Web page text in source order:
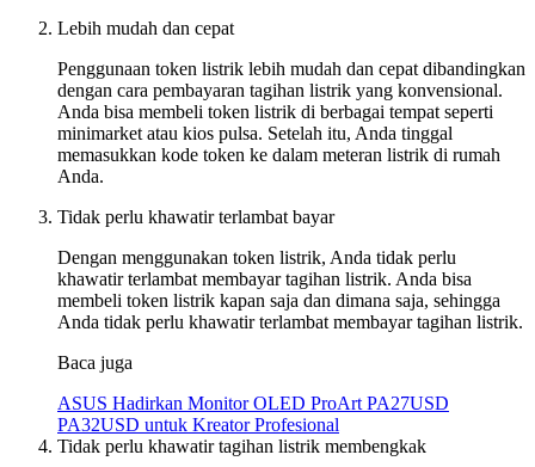
Lebih mudah dan cepat
Penggunaan token listrik lebih mudah dan cepat dibandingkan
dengan cara pembayaran tagihan listrik yang konvensional.
Anda bisa membeli token listrik di berbagai tempat seperti
minimarket atau kios pulsa. Setelah itu, Anda tinggal
memasukkan kode token ke dalam meteran listrik di rumah
Anda.
Tidak perlu khawatir terlambat bayar
Dengan menggunakan token listrik, Anda tidak perlu
khawatir terlambat membayar tagihan listrik. Anda bisa
membeli token listrik kapan saja dan dimana saja, sehingga
Anda tidak perlu khawatir terlambat membayar tagihan listrik.
Baca juga
ASUS Hadirkan Monitor OLED ProArt PA27USD
PA32USD untuk Kreator Profesional
Tidak perlu khawatir tagihan listrik membengkak